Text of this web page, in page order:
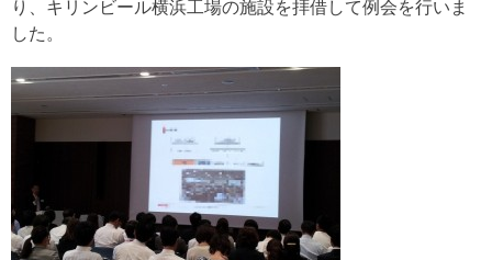
り、キリンビール横浜工場の施設を拝借して例会を行いま
した。